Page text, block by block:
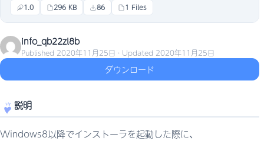
1.0 296 KB 86 1 Files
info_qb22zl8b
Published 2020年11月25日 · Updated 2020年11月25日
ダウンロード
説明
Windows8以降でインストーラを起動した際に、